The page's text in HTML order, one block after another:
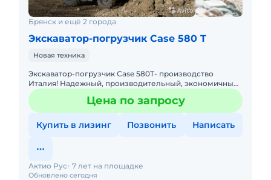
Брянск и ещё 2 города
Экскаватор-погрузчик Case 580 T
Новая техника
Экскаватор-погрузчик Case 580T- производство
Италия! Надежный, производительный, экономичный!
По ряду технических характеристик превосходит JCB
3CX SUPER Габ
Цена по запросу
Купить в лизинг Позвонить Написать
Обновлено сегодня
Актио Рус 7 лет на площадке